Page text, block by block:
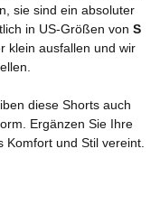
sie sind ein absoluter
in US-Größen von S
klein ausfallen und wir
diese Shorts auch
Ergänzen Sie Ihre
und Stil vereint.